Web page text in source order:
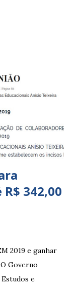
- Escolas
crianças de 4
de
a 5 anos e 11
342,00
2019 e ganhar
Governo
e